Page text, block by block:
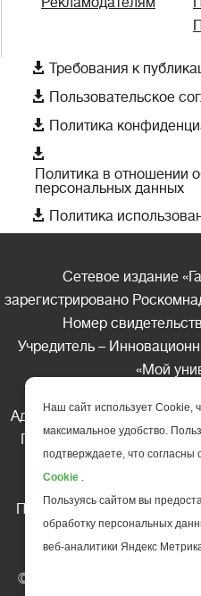
 Требования к
 Пользовательское
 Политика

Политика в отношении
персональных данных
 Политика
Сетевое издание
зарегистрировано
Номер
Учредитель –
«Мой
Адрес редакции: 185035
Петрозаводск, ул.
Телефон
Перепечатка материалов
письменного
Ссылка на «Газету
© АНО ДПО
Наш сайт использует Cookie,
максимальное удобство.
подтверждаете, что согласны
Cookie .
Пользуясь сайтом вы
обработку персональных
веб-аналитики Яндекс